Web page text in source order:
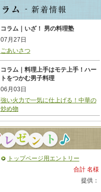
コラム｜いざ！ 男の料理塾
07月27日
ごあいさつ
コラム｜料理上手はモテ上手！ハー
トをつかむ男子料理
06月03日
強い火力で一気に仕上げる！中華の
炒め物
トップページ用エントリー
合計 名様
提供：